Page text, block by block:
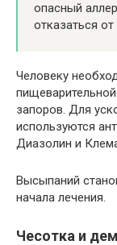
опасный
отказаться
Человеку
запоров. Для
используются
Диазолин и
Высыпаний
начала лечения.
Чесотка и